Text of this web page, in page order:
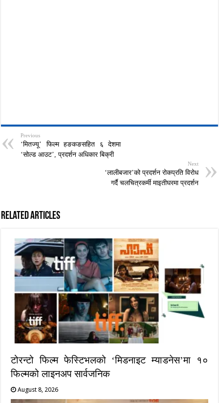
Previous
‘मितज्यू’ फिल्म हङकङसहित ६ देशमा
‘सोल्ड आउट’, प्रदर्शन अधिकार बिक्री
Next
‘लालीबजार’को प्रदर्शन रोकप्रति विरोध
गर्दै चलचित्रकर्मी माइतीघरमा प्रदर्शन
Related Articles
टोरन्टो फिल्म फेस्टिभलको ‘मिडनाइट म्याडनेस’मा १०
फिल्मको लाइनअप सार्वजनिक
August 8, 2026